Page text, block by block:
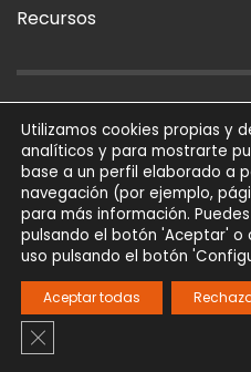
Recursos
AVISO LEGAL POLÍTICA DE
SÍGUENOS
Utilizamos cookies propias y
analíticos y para mostrarte
base a un perfil elaborado a
navegación (por ejemplo,
para más información.
pulsando el botón 'Aceptar' o
uso pulsando el botón
Aceptar todas
Cerrar el banner de cookies